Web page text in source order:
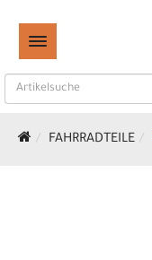
TOGGLE NAVIGATION
FAHRRADTEILE